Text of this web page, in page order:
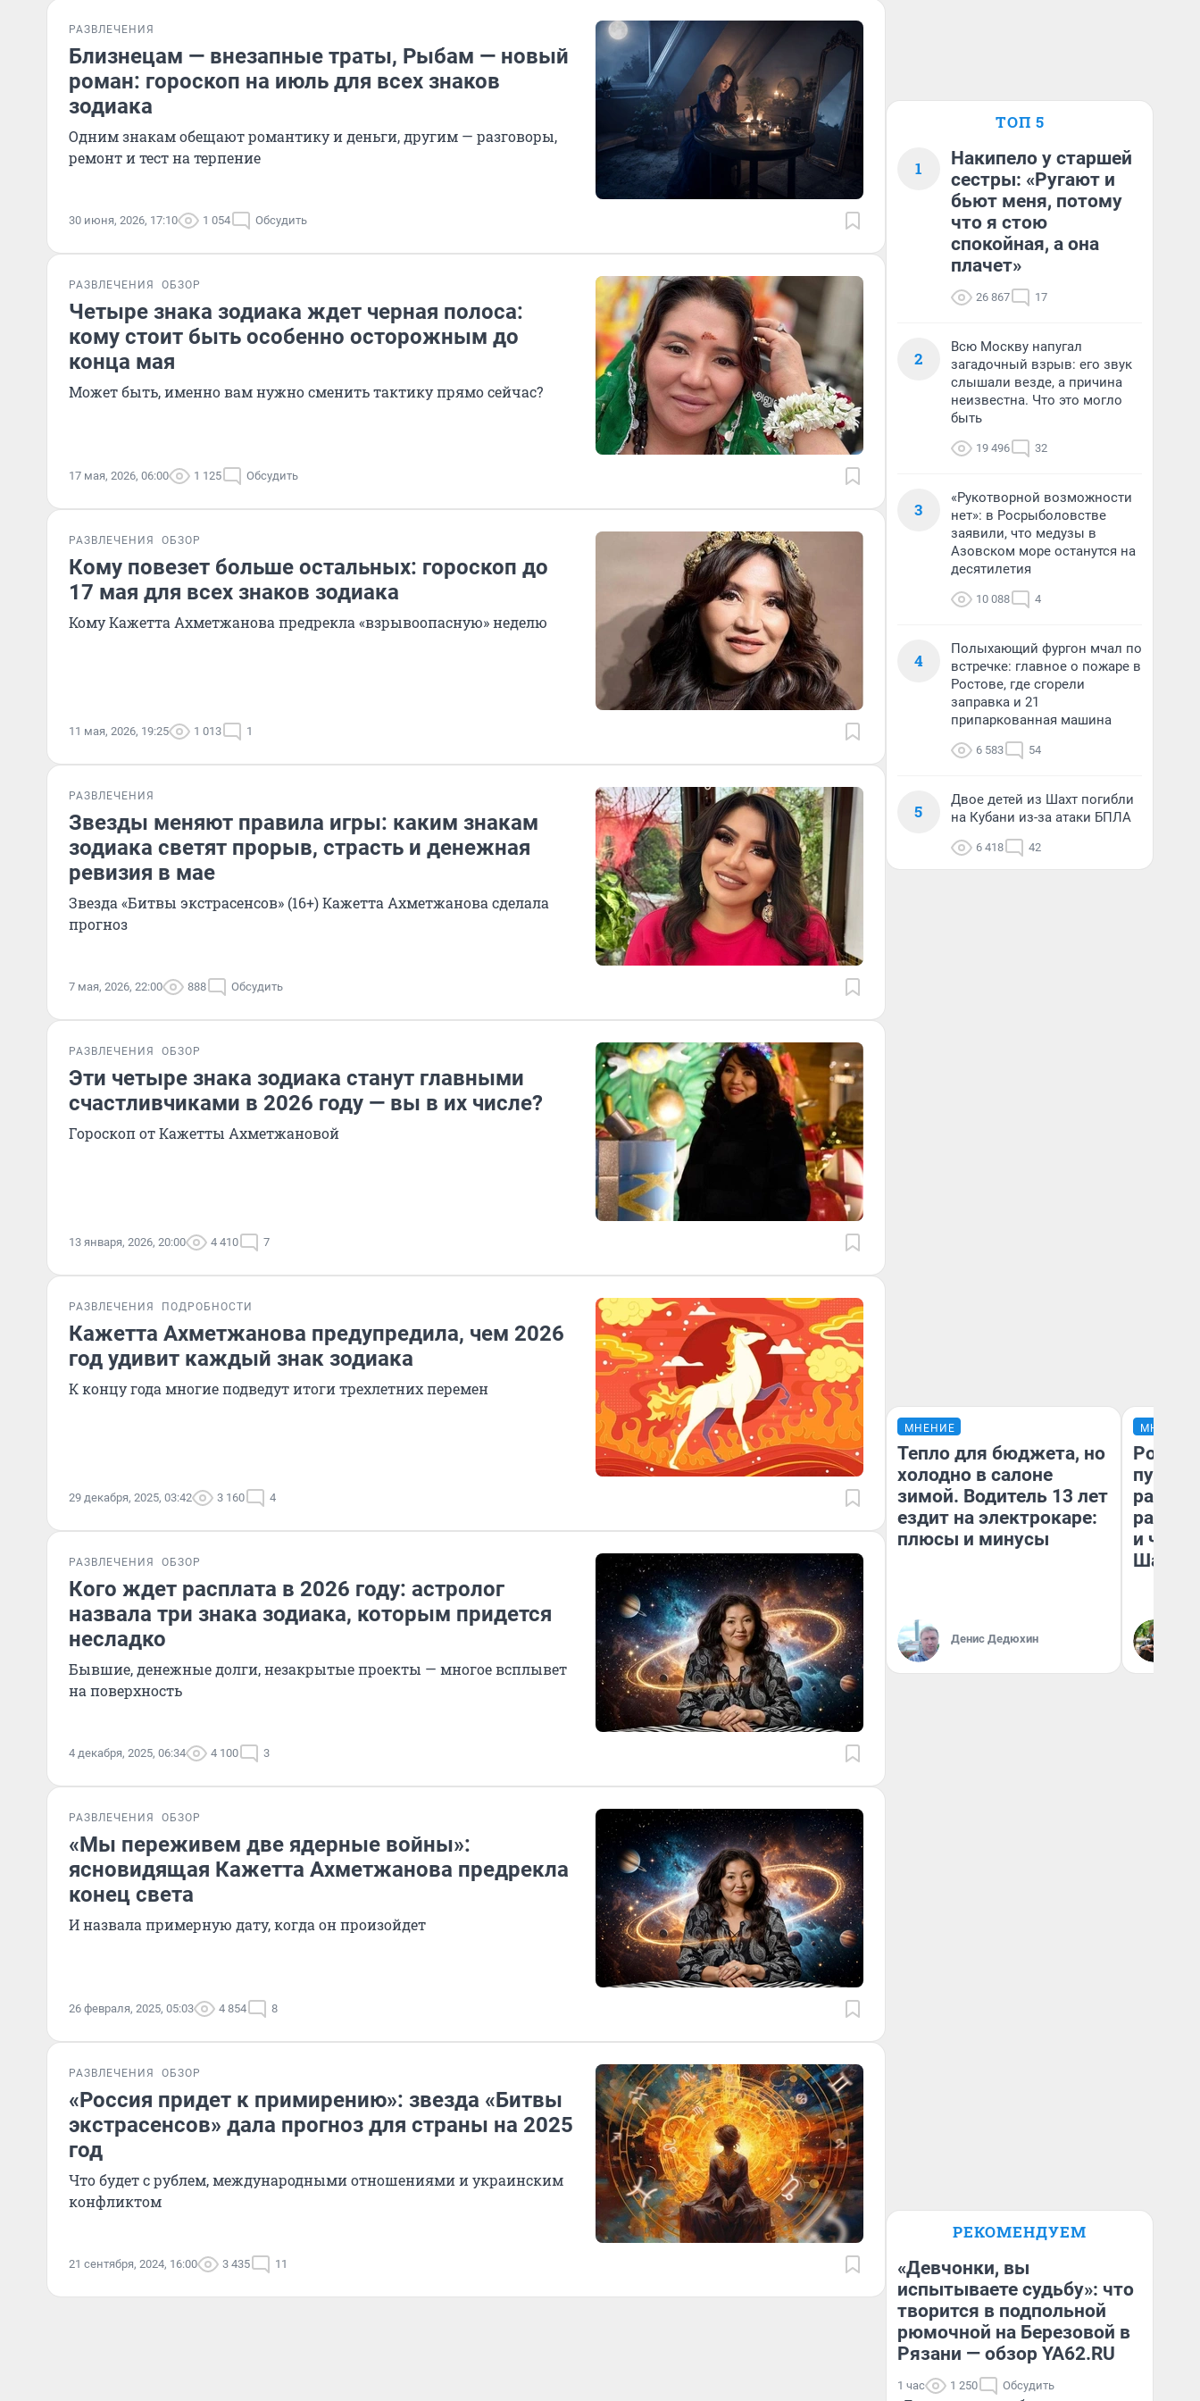
РАЗВЛЕЧЕНИЯ
Близнецам — внезапные траты, Рыбам — новый
роман: гороскоп на июль для всех знаков
зодиака
Одним знакам обещают романтику и деньги, другим — разговоры,
ремонт и тест на терпение
30 июня, 2026, 17:10 1 054 Обсудить
РАЗВЛЕЧЕНИЯ ОБЗОР
Четыре знака зодиака ждет черная полоса:
кому стоит быть особенно осторожным до
конца мая
Может быть, именно вам нужно сменить тактику прямо сейчас?
17 мая, 2026, 06:00 1 125 Обсудить
РАЗВЛЕЧЕНИЯ ОБЗОР
Кому повезет больше остальных: гороскоп до
17 мая для всех знаков зодиака
Кому Кажетта Ахметжанова предрекла «взрывоопасную» неделю
11 мая, 2026, 19:25 1 013 1
РАЗВЛЕЧЕНИЯ
Звезды меняют правила игры: каким знакам
зодиака светят прорыв, страсть и денежная
ревизия в мае
Звезда «Битвы экстрасенсов» (16+) Кажетта Ахметжанова сделала
прогноз
7 мая, 2026, 22:00 888 Обсудить
РАЗВЛЕЧЕНИЯ ОБЗОР
Эти четыре знака зодиака станут главными
счастливчиками в 2026 году — вы в их числе?
Гороскоп от Кажетты Ахметжановой
13 января, 2026, 20:00 4 410 7
РАЗВЛЕЧЕНИЯ ПОДРОБНОСТИ
Кажетта Ахметжанова предупредила, чем 2026
год удивит каждый знак зодиака
К концу года многие подведут итоги трехлетних перемен
29 декабря, 2025, 03:42 3 160 4
РАЗВЛЕЧЕНИЯ ОБЗОР
Кого ждет расплата в 2026 году: астролог
назвала три знака зодиака, которым придется
несладко
Бывшие, денежные долги, незакрытые проекты — многое всплывет
на поверхность
4 декабря, 2025, 06:34 4 100 3
РАЗВЛЕЧЕНИЯ ОБЗОР
«Мы переживем две ядерные войны»:
ясновидящая Кажетта Ахметжанова предрекла
конец света
И назвала примерную дату, когда он произойдет
26 февраля, 2025, 05:03 4 854 8
РАЗВЛЕЧЕНИЯ ОБЗОР
«Россия придет к примирению»: звезда «Битвы
экстрасенсов» дала прогноз для страны на 2025
год
Что будет с рублем, международными отношениями и украинским
конфликтом
21 сентября, 2024, 16:00 3 435 11
ТОП 5
1
Накипело у старшей
сестры: «Ругают и
бьют меня, потому
что я стою
спокойная, а она
плачет»
26 867 17
2
Всю Москву напугал
загадочный взрыв: его звук
слышали везде, а причина
неизвестна. Что это могло
быть
19 496 32
3
«Рукотворной возможности
нет»: в Росрыболовстве
заявили, что медузы в
Азовском море останутся на
десятилетия
10 088 4
4
Полыхающий фургон мчал по
встречке: главное о пожаре в
Ростове, где сгорели
заправка и 21
припаркованная машина
6 583 54
5
Двое детей из Шахт погибли
на Кубани из-за атаки БПЛА
6 418 42
МНЕНИЕ
Тепло для бюджета, но
холодно в салоне
зимой. Водитель 13 лет
ездит на электрокаре:
плюсы и минусы
Денис Дедюхин
МНЕНИЕ
и чем
РЕКОМЕНДУЕМ
«Девчонки, вы
испытываете судьбу»: что
творится в подпольной
рюмочной на Березовой в
Рязани — обзор YA62.RU
1 час 1 250 Обсудить